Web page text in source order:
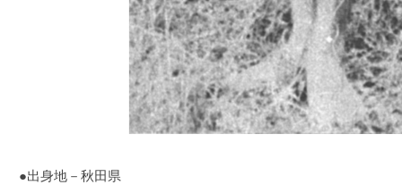
●出身地－秋田県